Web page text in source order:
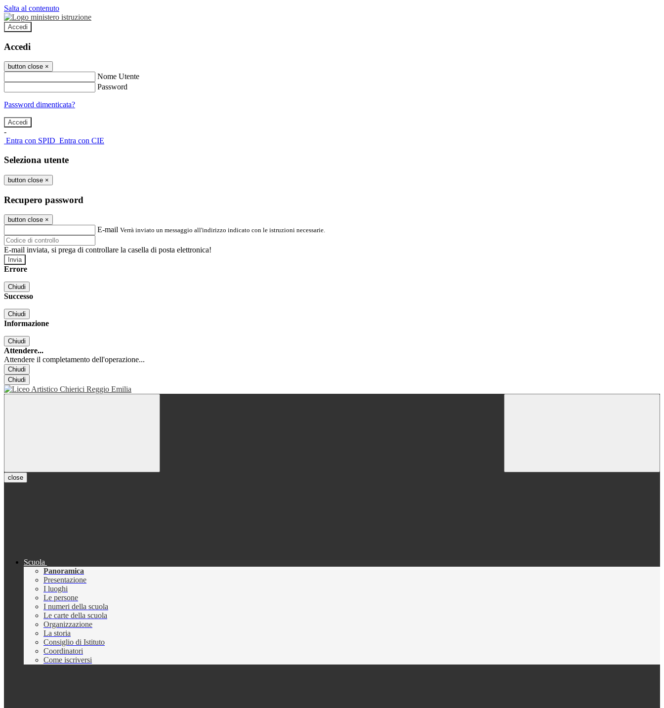
Salta al contenuto
Accedi
Accedi
button close ×
Nome Utente
Password
Password dimenticata?
-
Entra con SPID Entra con CIE
Seleziona utente
button close ×
Recupero password
button close ×
E-mail Verrà inviato un messaggio all'indirizzo indicato con le istruzioni necessarie.
E-mail inviata, si prega di controllare la casella di posta elettronica!
Errore
Chiudi
Successo
Chiudi
Informazione
Chiudi
Attendere...
Attendere il completamento dell'operazione...
Chiudi
Chiudi
close
Scuola
Panoramica
Presentazione
I luoghi
Le persone
I numeri della scuola
Le carte della scuola
Organizzazione
La storia
Consiglio di Istituto
Coordinatori
Come iscriversi